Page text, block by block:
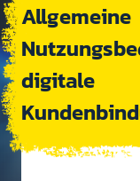
Allgemeine
digitale